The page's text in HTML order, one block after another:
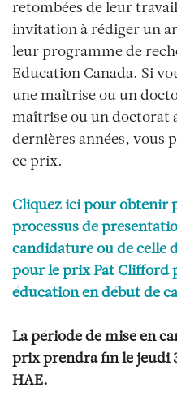
retombées de leur
invitation à rédiger un
leur programme de
Education Canada. Si
une maîtrise ou un
maîtrise ou un doctorat
dernières années, vous
ce prix.
Cliquez ici pour obtenir
processus de
candidature ou de celle
pour le prix Pat Clifford
éducation en début de
La période de mise en
prix prendra fin le jeudi
HAE.